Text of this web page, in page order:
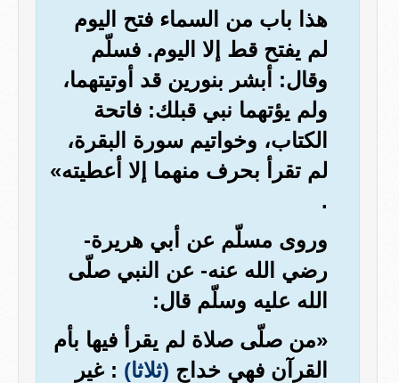
هذا باب من السماء فتح اليوم
لم يفتح قط إلا اليوم. فسلّم
وقال: أبشر بنورين قد أوتيتهما،
ولم يؤتهما نبي قبلك: فاتحة
الكتاب، وخواتيم سورة البقرة،
لم تقرأ بحرف منهما إلا أعطيته»
.
وروى مسلّم عن أبي هريرة-
رضي الله عنه- عن النبي صلّى
الله عليه وسلّم قال:
«من صلّى صلاة لم يقرأ فيها بأم
القرآن فهي خداج (ثلاثا) : غير